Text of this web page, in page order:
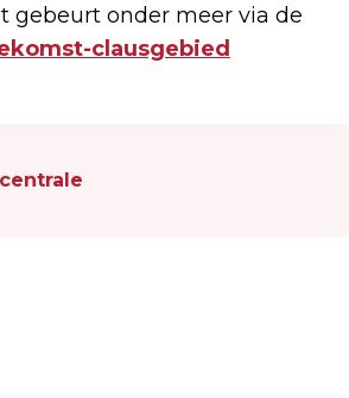
gebeurt onder meer via de
clausgebied